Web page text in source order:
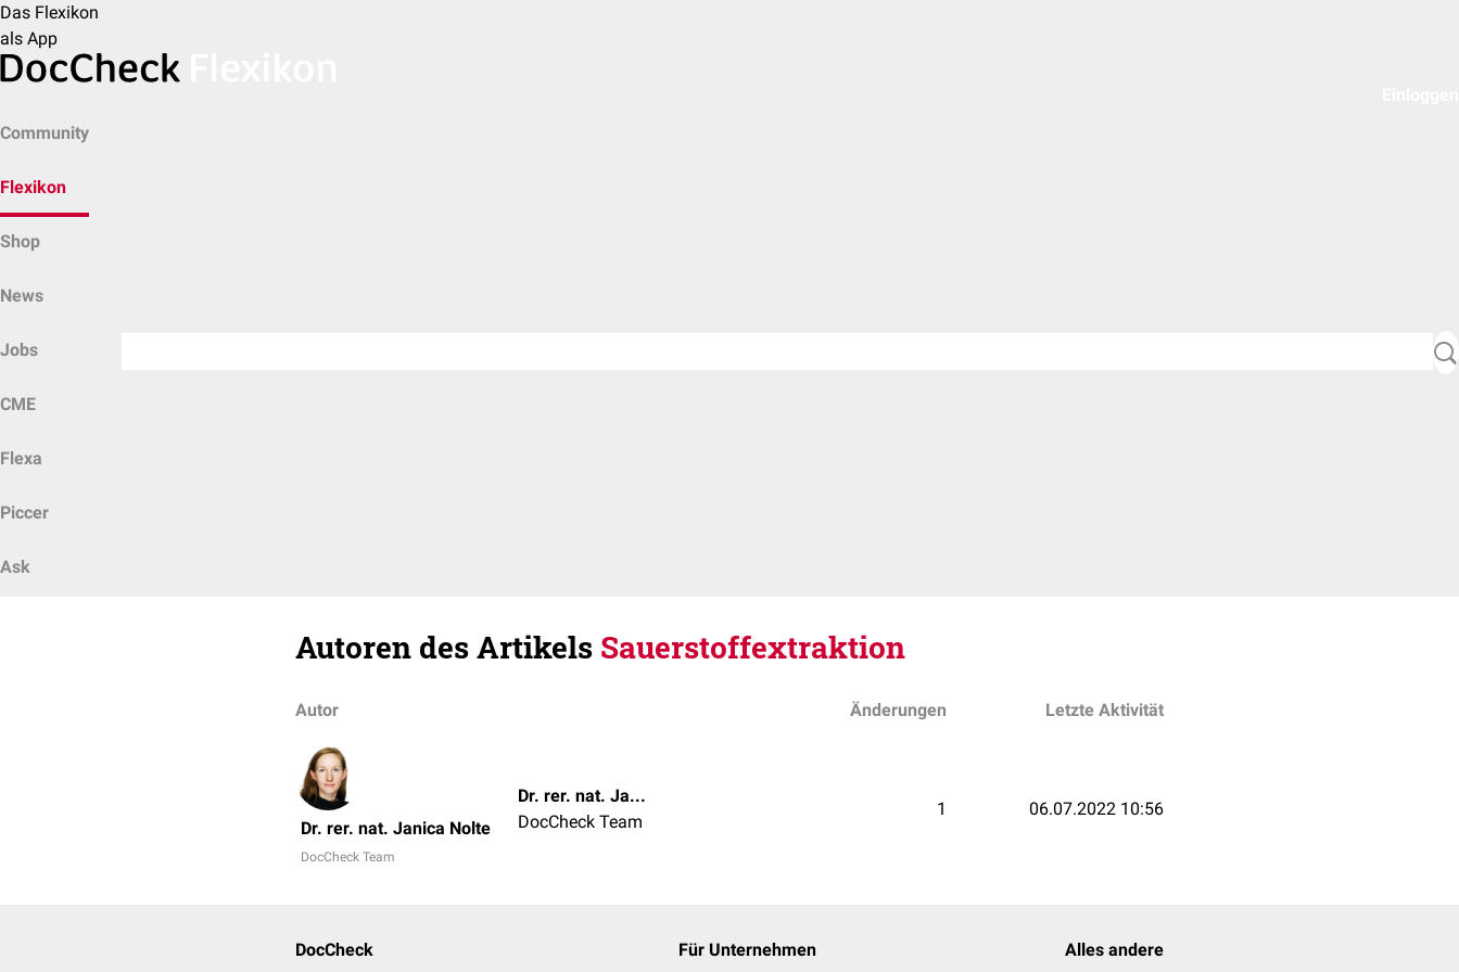
Das Flexikon
als App
Community
Flexikon
Shop
News
Jobs
CME
Flexa
Piccer
Ask
Autoren des Artikels Sauerstoffextraktion
Autor Änderungen Letzte Aktivität
Dr. rer. nat. Janica Nolte
DocCheck Team
Dr. rer. nat. Janica Nolte
DocCheck Team
1 06.07.2022 10:56
DocCheck Für Unternehmen Alles andere